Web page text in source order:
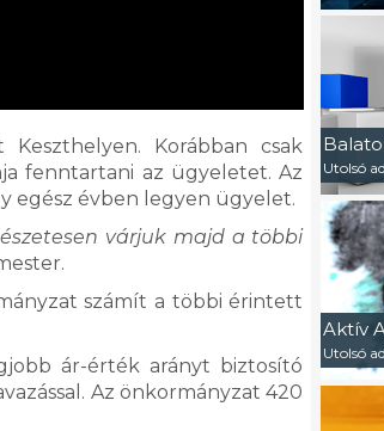
Korábban csak
fenntartani az ügyeletet. Az
egész évben legyen ügyelet.
várjuk majd a többi
számít a többi érintett
ár-érték arányt biztosító
Az önkormányzat 420
Utolsó
Aktív
Utolsó